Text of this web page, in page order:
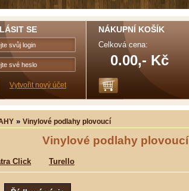
» Vinylové podlahy plovoucí
Vinylové podlahy plovoucí
Click Turello
SE
Vytvořit nový účet
NÁKUPNÍ KOŠÍK
Celková cena:
0.00,- Kč